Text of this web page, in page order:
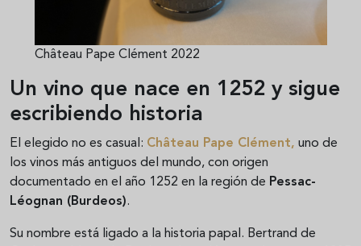
Château Pape Clément 2022
Un vino que nace en 1252 y sigue
escribiendo historia
El elegido no es casual: Château Pape Clément, uno de
los vinos más antiguos del mundo, con origen
documentado en el año 1252 en la región de Pessac-
Léognan (Burdeos).
Su nombre está ligado a la historia papal. Bertrand de